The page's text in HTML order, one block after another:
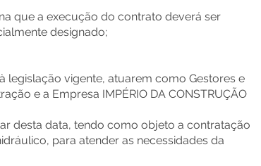
que a execução do contrato deverá ser
designado;
legislação vigente, atuarem como Gestores e
e a Empresa IMPÉRIO DA CONSTRUÇÃO
desta data, tendo como objeto a contratação
para atender as necessidades da